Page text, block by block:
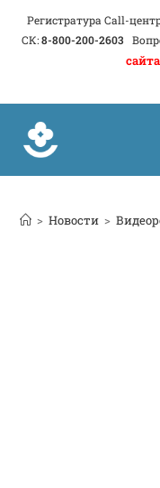
Регистратура Call-
СК:8-800-200-2603
> Новости >